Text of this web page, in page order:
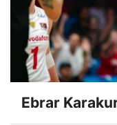
Ebrar